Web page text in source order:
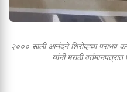
२००० साली आनंदने शिरोव्ह्चा पराभव
यांनी मराठी